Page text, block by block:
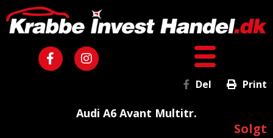
Del Print
Audi A6 Avant Multitr.
Solgt